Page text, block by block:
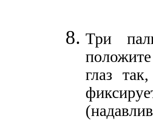
Три
глаз